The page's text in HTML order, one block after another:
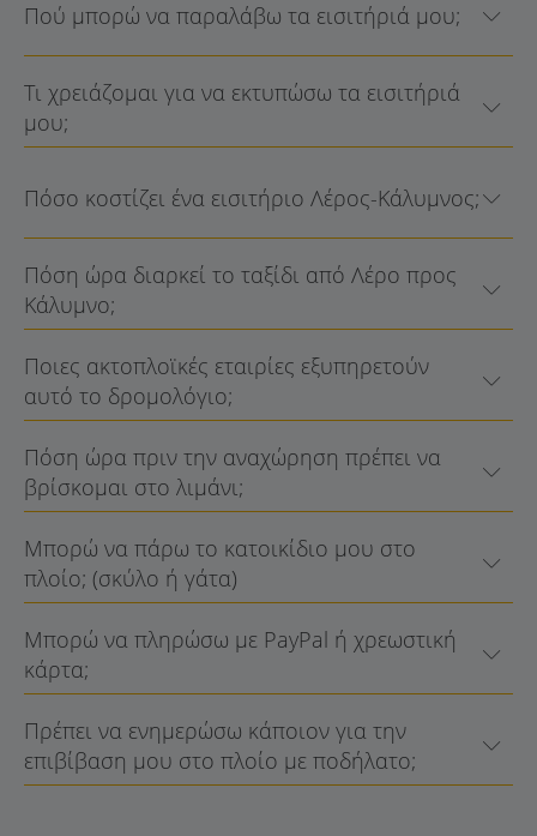
Πού μπορώ να παραλάβω τα εισιτήριά μου;
Τι χρειάζομαι για να εκτυπώσω τα εισιτήριά
μου;
Πόσο κοστίζει ένα εισιτήριο Λέρος-Κάλυμνος;
Πόση ώρα διαρκεί το ταξίδι από Λέρο προς
Κάλυμνο;
Ποιες ακτοπλοϊκές εταιρίες εξυπηρετούν
αυτό το δρομολόγιο;
Πόση ώρα πριν την αναχώρηση πρέπει να
βρίσκομαι στο λιμάνι;
Μπορώ να πάρω το κατοικίδιο μου στο
πλοίο; (σκύλο ή γάτα)
Μπορώ να πληρώσω με PayPal ή χρεωστική
κάρτα;
Πρέπει να ενημερώσω κάποιον για την
επιβίβαση μου στο πλοίο με ποδήλατο;